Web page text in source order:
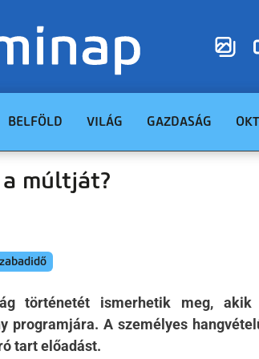
BELFÖLD VILÁG GAZDASÁG
múltját?
történetét ismerhetik meg, akik
programjára. A személyes
tart előadást.